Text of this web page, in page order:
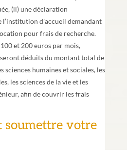
(ii) une déclaration
d’accueil demandant
pour frais de recherche.
et 200 euros par mois,
déduits du montant total de
sciences humaines et sociales, les
les sciences de la vie et les
afin de couvrir les frais
soumettre votre